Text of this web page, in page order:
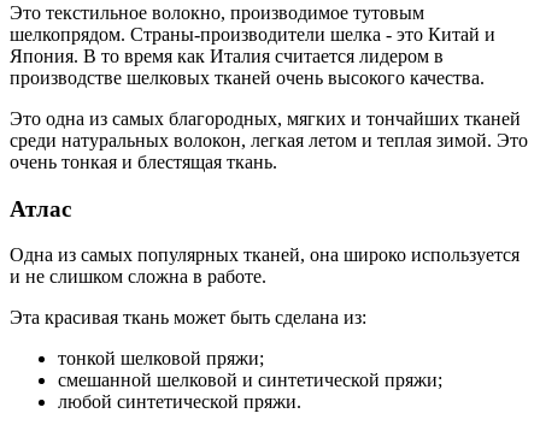
Это текстильное волокно, производимое тутовым
шелкопрядом. Страны-производители шелка - это Китай и
Япония. В то время как Италия считается лидером в
производстве шелковых тканей очень высокого качества.
Это одна из самых благородных, мягких и тончайших тканей
среди натуральных волокон, легкая летом и теплая зимой. Это
очень тонкая и блестящая ткань.
Атлас
Одна из самых популярных тканей, она широко используется
и не слишком сложна в работе.
Эта красивая ткань может быть сделана из:
тонкой шелковой пряжи;
смешанной шелковой и синтетической пряжи;
любой синтетической пряжи.